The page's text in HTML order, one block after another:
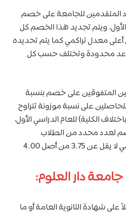
المتقدمين للجامعة على خصم
الأول، ويتم تجديد هذا الخصم كل
معدل تراكمي كما يتم تحديده
محدودة وتختلف حسب كل
المتفوقين على خصم بنسبة
للحاصلين على نسبة موزونة تتراوح
(تختلف باختلاف الكلية) للعام الدراسي الأول،
لعدد محدد من الطلاب
من أصل 4.00
دار العلوم:
شهادة الثانوية العامة أو ما